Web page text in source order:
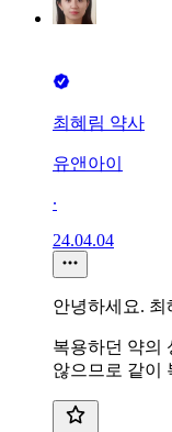
최혜림 약사
유앤아이
∙
24.04.04
안녕하세요.
복용하던 약의
않으므로 같이